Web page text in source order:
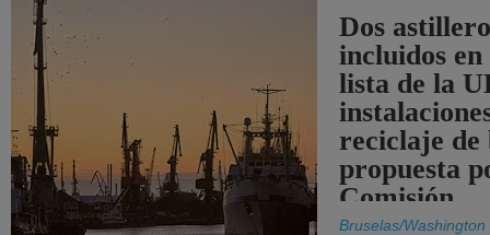
Dos
incluidos
lista de la
reciclaje de
propuesta
Comisión.
Bruselas/Washington